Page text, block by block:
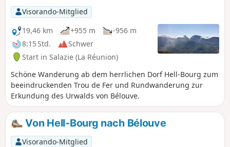
Visorando-Mitglied
19,46 km
+955 m
-956 m
8:15 Std.
Schwer
Start in Salazie (La Réunion)
Schöne Wanderung ab dem herrlichen Dorf Hell-Bourg zum
beeindruckenden Trou de Fer und Rundwanderung zur
Erkundung des Urwalds von Bélouve.
Von Hell-Bourg nach Bélouve
Visorando-Mitglied